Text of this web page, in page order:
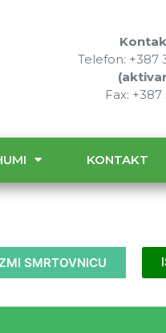
Telefon: +387
Fax: +387
KONTAKT
SMRTOVNICU